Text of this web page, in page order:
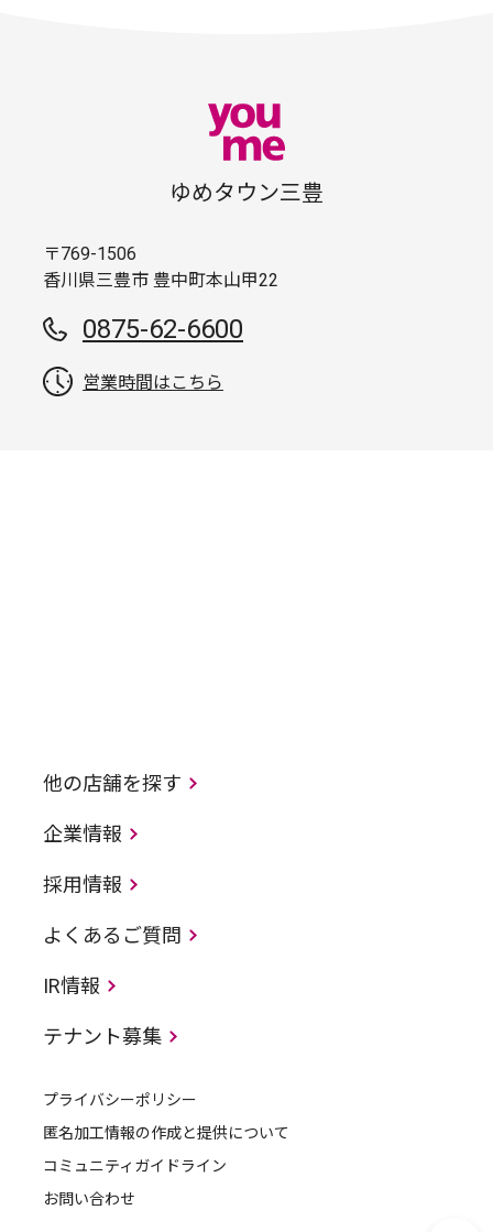
ゆめタウン三豊
〒769-1506
香川県三豊市 豊中町本山甲22
0875-62-6600
営業時間はこちら
他の店舗を探す
企業情報
採用情報
よくあるご質問
IR情報
テナント募集
プライバシーポリシー
匿名加工情報の作成と提供について
コミュニティガイドライン
お問い合わせ